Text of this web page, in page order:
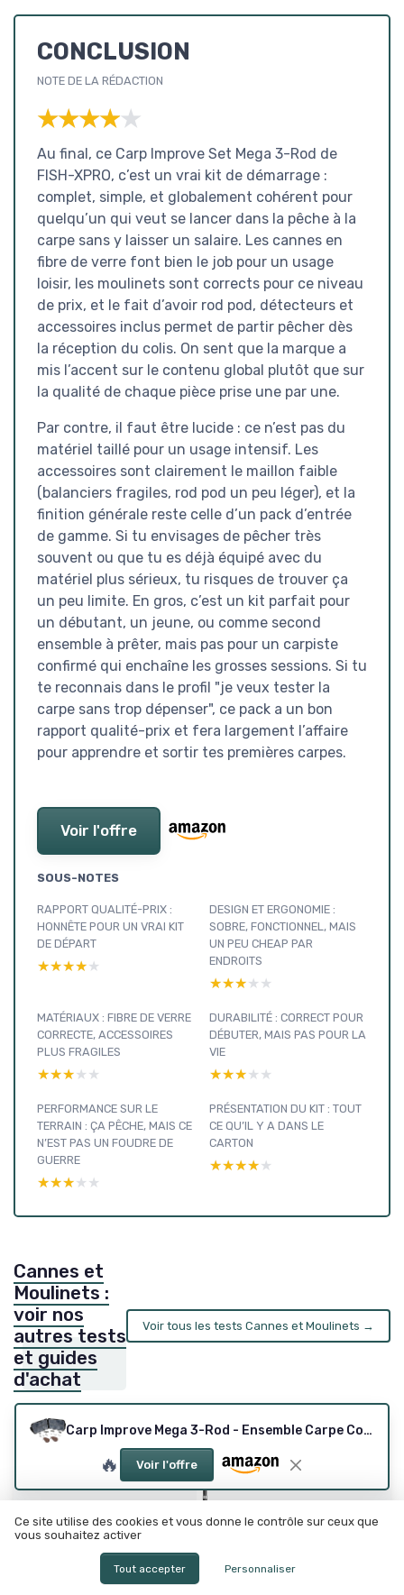
CONCLUSION
NOTE DE LA RÉDACTION
★★★★★
★★★★★
Au final, ce Carp Improve Set Mega 3-Rod de
FISH-XPRO, c’est un vrai kit de démarrage :
complet, simple, et globalement cohérent pour
quelqu’un qui veut se lancer dans la pêche à la
carpe sans y laisser un salaire. Les cannes en
fibre de verre font bien le job pour un usage
loisir, les moulinets sont corrects pour ce niveau
de prix, et le fait d’avoir rod pod, détecteurs et
accessoires inclus permet de partir pêcher dès
la réception du colis. On sent que la marque a
mis l’accent sur le contenu global plutôt que sur
la qualité de chaque pièce prise une par une.
Par contre, il faut être lucide : ce n’est pas du
matériel taillé pour un usage intensif. Les
accessoires sont clairement le maillon faible
(balanciers fragiles, rod pod un peu léger), et la
finition générale reste celle d’un pack d’entrée
de gamme. Si tu envisages de pêcher très
souvent ou que tu es déjà équipé avec du
matériel plus sérieux, tu risques de trouver ça
un peu limite. En gros, c’est un kit parfait pour
un débutant, un jeune, ou comme second
ensemble à prêter, mais pas pour un carpiste
confirmé qui enchaîne les grosses sessions. Si tu
te reconnais dans le profil "je veux tester la
carpe sans trop dépenser", ce pack a un bon
rapport qualité-prix et fera largement l’affaire
pour apprendre et sortir tes premières carpes.
Voir l'offre
SOUS-NOTES
RAPPORT QUALITÉ-PRIX :
HONNÊTE POUR UN VRAI KIT
DE DÉPART
★★★★★
★★★★★
DESIGN ET ERGONOMIE :
SOBRE, FONCTIONNEL, MAIS
UN PEU CHEAP PAR
ENDROITS
★★★★★
★★★★★
MATÉRIAUX : FIBRE DE VERRE
CORRECTE, ACCESSOIRES
PLUS FRAGILES
★★★★★
★★★★★
DURABILITÉ : CORRECT POUR
DÉBUTER, MAIS PAS POUR LA
VIE
★★★★★
★★★★★
PERFORMANCE SUR LE
TERRAIN : ÇA PÊCHE, MAIS CE
N’EST PAS UN FOUDRE DE
GUERRE
★★★★★
★★★★★
PRÉSENTATION DU KIT : TOUT
CE QU’IL Y A DANS LE
CARTON
★★★★★
★★★★★
Cannes et
Moulinets :
voir nos
autres tests
et guides
d'achat
Voir tous les tests Cannes et Moulinets →
Carp Improve Mega 3-Rod - Ensemble Carpe Complet
🔥 Voir l'offre
Ce site utilise des cookies et vous donne le contrôle sur ceux que
vous souhaitez activer
Tout accepter Personnaliser